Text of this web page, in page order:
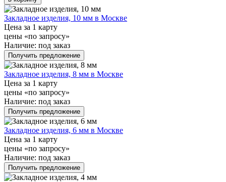
Закладное изделия, 10 мм в Москве
Цена за 1 карту
цены «по запросу»
Наличие: под заказ
Получить предложение
Закладное изделия, 8 мм в Москве
Цена за 1 карту
цены «по запросу»
Наличие: под заказ
Получить предложение
Закладное изделия, 6 мм в Москве
Цена за 1 карту
цены «по запросу»
Наличие: под заказ
Получить предложение